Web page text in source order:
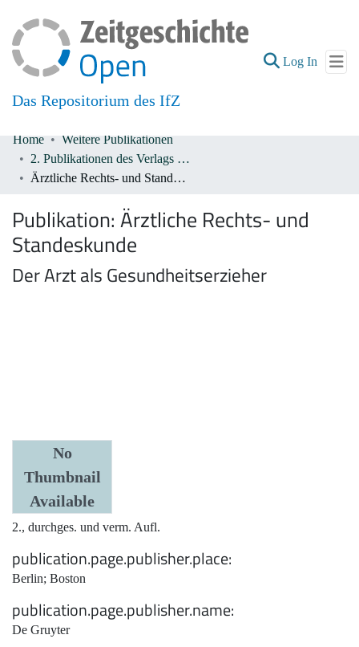
Das Repositorium des IfZ
Log In (current)
Communities & Collections
All of DSpace
Home
Weitere Publikationen
2. Publikationen des Verlags De Gruyter 1933-1945
Ärztliche Rechts- und Standeskunde
Publikation: Ärztliche Rechts- und
Standeskunde
Der Arzt als Gesundheitserzieher
No
Thumbnail
Available
1943
Edition
2., durchges. und verm. Aufl.
publication.page.publisher.place
Berlin; Boston
publication.page.publisher.name
De Gruyter